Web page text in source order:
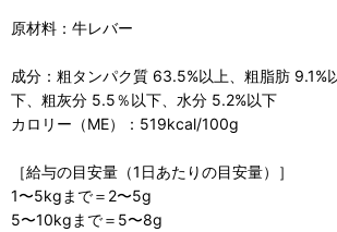
原材料：牛レバー
成分：粗タンパク質 63.5%以上、粗脂肪 9.1%
下、粗灰分 5.5％以下、水分 5.2%以下
カロリー（ME）：519kcal/100g
［給与の目安量（1日あたりの目安量）］
1〜5kgまで＝2〜5g
5〜10kgまで＝5〜8g